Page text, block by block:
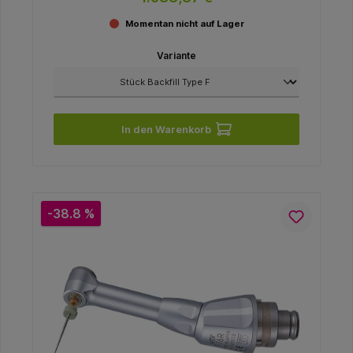
Momentan nicht auf Lager
Variante
In den Warenkorb
-38.8 %